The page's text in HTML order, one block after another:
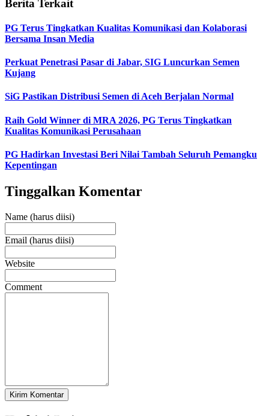
Berita Terkait
PG Terus Tingkatkan Kualitas Komunikasi dan Kolaborasi
Bersama Insan Media
Perkuat Penetrasi Pasar di Jabar, SIG Luncurkan Semen
Kujang
SiG Pastikan Distribusi Semen di Aceh Berjalan Normal
Raih Gold Winner di MRA 2026, PG Terus Tingkatkan
Kualitas Komunikasi Perusahaan
PG Hadirkan Investasi Beri Nilai Tambah Seluruh Pemangku
Kepentingan
Tinggalkan Komentar
Name (harus diisi)
Email (harus diisi)
Website
Comment